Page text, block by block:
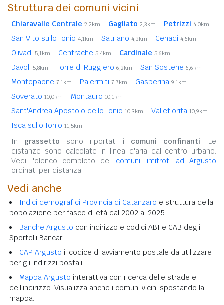
Struttura dei comuni vicini
Chiaravalle Centrale 2,2km Gagliato 2,3km Petrizzi 4,0km
San Vito sullo Ionio 4,1km Satriano 4,3km Cenadi 4,6km
Olivadi 5,1km Centrache 5,4km Cardinale 5,6km
Davoli 5,8km Torre di Ruggiero 6,2km San Sostene 6,6km
Montepaone 7,1km Palermiti 7,7km Gasperina 9,1km
Soverato 10,0km Montauro 10,1km
Sant'Andrea Apostolo dello Ionio 10,3km Vallefiorita 10,9km
Isca sullo Ionio 11,5km
In grassetto sono riportati i comuni confinanti. Le
distanze sono calcolate in linea d'aria dal centro urbano.
Vedi l'elenco completo dei comuni limitrofi ad Argusto
ordinati per distanza.
Vedi anche
Indici demografici Provincia di Catanzaro e struttura della
popolazione per fasce di età dal 2002 al 2025.
Banche Argusto con indirizzo e codici ABI e CAB degli
Sportelli Bancari.
CAP Argusto il codice di avviamento postale da utilizzare
per gli indirizzi postali.
Mappa Argusto interattiva con ricerca delle strade e
dell'indirizzo. Visualizza anche i comuni vicini spostando la
mappa.